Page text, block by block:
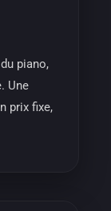
piano,
Une
prix fixe,